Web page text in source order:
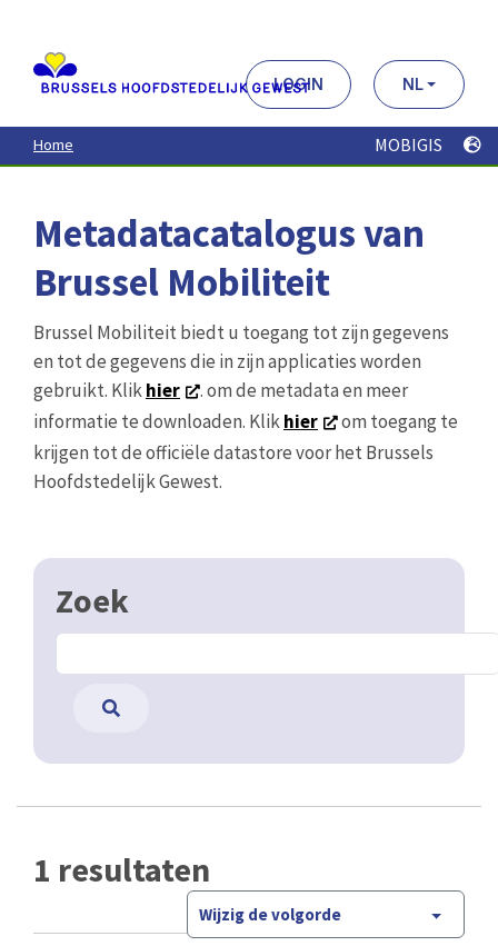
contenu
principal
LOGIN NL
Home MOBIGIS
Metadatacatalogus van
Brussel Mobiliteit
Brussel Mobiliteit biedt u toegang tot zijn gegevens
en tot de gegevens die in zijn applicaties worden
gebruikt. Klikhier
. om de metadata en meer
informatie te downloaden. Klikhier
om toegang te
krijgen tot de officiële datastore voor het Brussels
Hoofdstedelijk Gewest.
Zoek
1 resultaten
Wijzig de volgorde